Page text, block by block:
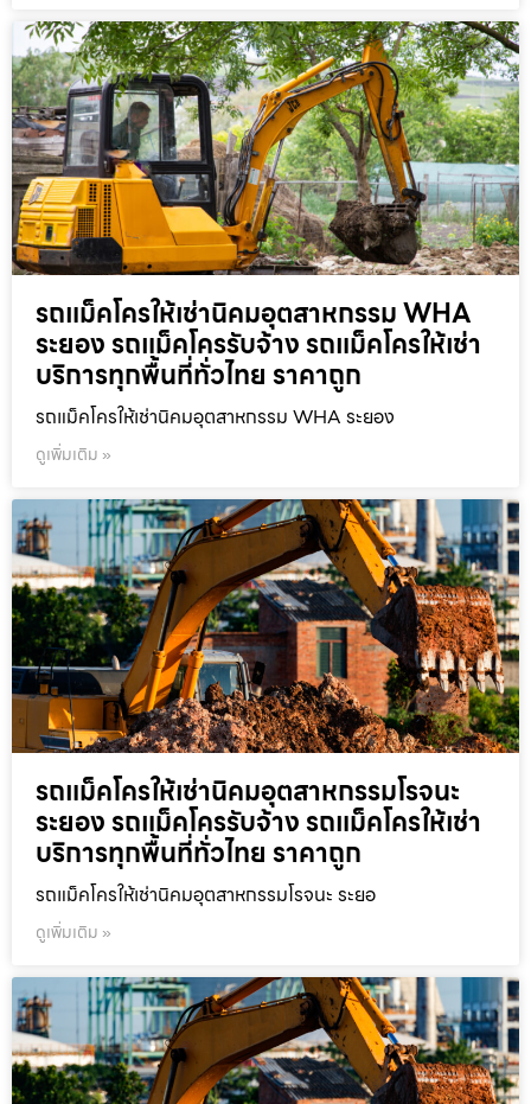
รถแม็คโครให้เช่านิคมอุตสาหกรรม WHA
ระยอง รถแม็คโครรับจ้าง รถแม็คโครให้เช่า
บริการทุกพื้นที่ทั่วไทย ราคาถูก
รถแม็คโครให้เช่านิคมอุตสาหกรรม WHA ระยอง
ดูเพิ่มเติม »
รถแม็คโครให้เช่านิคมอุตสาหกรรมโรจนะ
ระยอง รถแม็คโครรับจ้าง รถแม็คโครให้เช่า
บริการทุกพื้นที่ทั่วไทย ราคาถูก
รถแม็คโครให้เช่านิคมอุตสาหกรรมโรจนะ ระยอ
ดูเพิ่มเติม »